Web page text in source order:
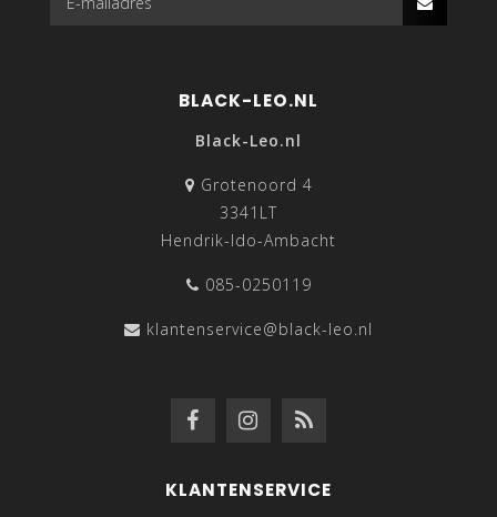
BLACK-LEO.NL
Black-Leo.nl
Grotenoord 4
3341LT
Hendrik-Ido-Ambacht
085-0250119
klantenservice@black-leo.nl
KLANTENSERVICE